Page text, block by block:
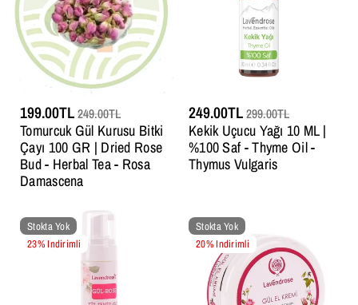
Tomurcuk Gül Kurusu Bitki
Çayı 100 GR | Dried Rose
Bud - Herbal Tea - Rosa
Damascena
199.00TL249.00TL
Kekik Uçucu Yağı 10 ML |
%100 Saf - Thyme Oil -
Thymus Vulgaris
249.00TL299.00TL
Stokta Yok
23% Indirimli
Stokta Yok
20% Indirimli